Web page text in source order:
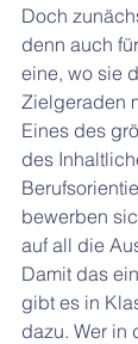
Doch
denn auch
eine, wo sie
Zielgeraden
Eines des
des
bewerben
auf all die
Damit das
gibt es in
dazu. Wer in